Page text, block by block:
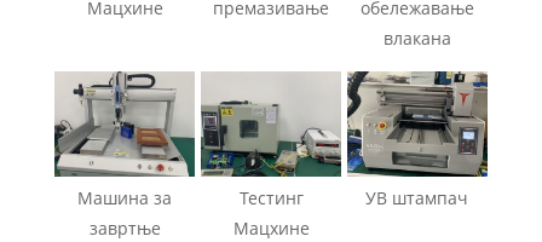
Мацхине премазивање
обележавање
влакана
Машина за
завртње
Тестинг
Мацхине
УВ штампач